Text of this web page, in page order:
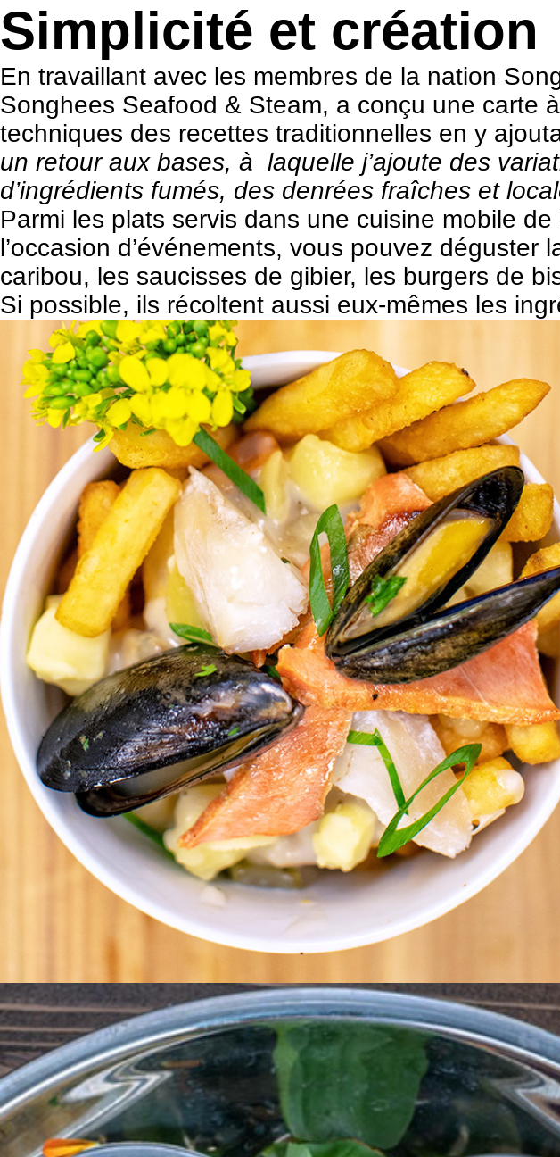
Simplicité et création
En travaillant avec les membres de la nation
Songhees Seafood & Steam, a conçu une carte
techniques des recettes traditionnelles en y
un retour aux bases, à laquelle j’ajoute des
d’ingrédients fumés, des denrées fraîches et
Parmi les plats servis dans une cuisine mobile
l’occasion d’événements, vous pouvez
caribou, les saucisses de gibier, les burgers de
Si possible, ils récoltent aussi eux-mêmes les